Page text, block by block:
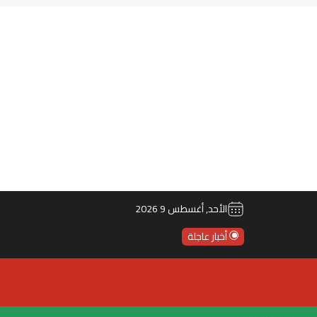
الأحد, أغسطس 9 2026
أخبار عاجلة